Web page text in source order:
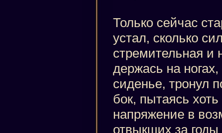
Только сейчас
устал, сколько
стремительная и
держась на
сиденье, тронул
бок, пытаясь
напряжение в
отвыкших за годы